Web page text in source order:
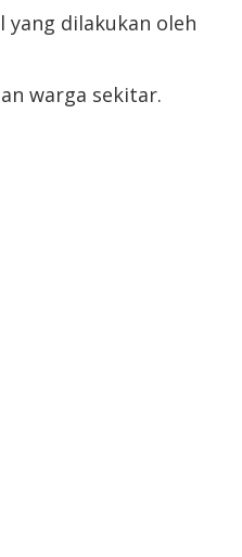
yang dilakukan oleh
warga sekitar.